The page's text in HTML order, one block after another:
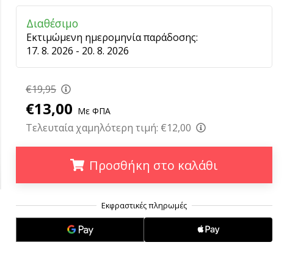
Διαθέσιμο
Εκτιμώμενη ημερομηνία παράδοσης:
17. 8. 2026 - 20. 8. 2026
€19,95
€13,00 Με ΦΠΑ
Τελευταία χαμηλότερη τιμή: €12,00
Προσθήκη στο καλάθι